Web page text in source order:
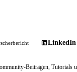
LinkedIn
Beiträgen, Tutorials